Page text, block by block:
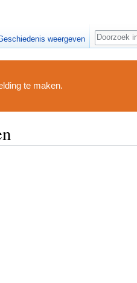
te maken.
weergeven
Zoeken